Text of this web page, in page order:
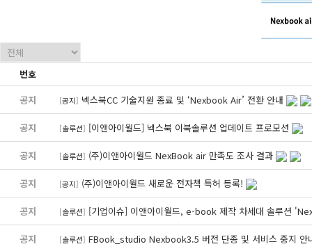
번호
공지
[공지] 넥스북CC 기술지원 종료 및 ‘Nexbook Air’ 전환 안내
공지 [솔루션] [이앤아이월드] 넥스북 이북솔루션 업데이트 프로모션
공지 [솔루션] (주)이앤아이월드 NexBook air 만족도 조사 결과
공지 [공지] (주)이앤아이월드 새로운 전자책 특허 등록!
공지 [솔루션] [기업이슈] 이앤아이월드, e-book 제작 차세대 솔루션
공지 [솔루션] FBook_studio Nexbook3.5 버전 단종 및 서비스 중지 안